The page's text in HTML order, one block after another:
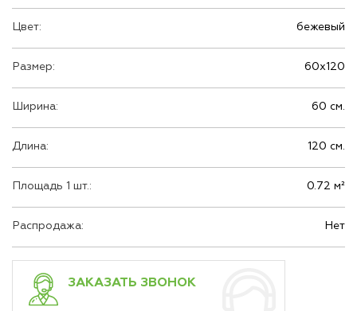
Цвет: бежевый
Размер: 60х120
Ширина: 60 см.
Длина: 120 см.
Площадь 1 шт.: 0.72 м²
Распродажа: Нет
ЗАКАЗАТЬ ЗВОНОК